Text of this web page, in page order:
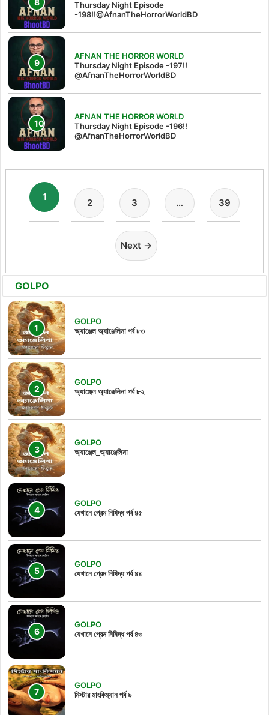
Thursday Night Episode
-198!!@AfnanTheHorrorWorldBD
AFNAN THE HORROR WORLD
Thursday Night Episode -197!!‪
@AfnanTheHorrorWorldBD‬
AFNAN THE HORROR WORLD
Thursday Night Episode -196!!
@AfnanTheHorrorWorldBD
1
2 3 … 39
Next →
GOLPO
GOLPO
অ্যাঞ্জেল অ্যাঞ্জেলিনা পর্ব ৮৩
GOLPO
অ্যাঞ্জেল অ্যাঞ্জেলিনা পর্ব ৮২
GOLPO
অ্যাঞ্জেল_অ্যাঞ্জেলিনা
GOLPO
যেখানে প্রেম নিষিদ্ধ পর্ব ৪৫
GOLPO
যেখানে প্রেম নিষিদ্ধ পর্ব ৪৪
GOLPO
যেখানে প্রেম নিষিদ্ধ পর্ব ৪৩
GOLPO
মিস্টার মাংকিম্যান পর্ব ৯